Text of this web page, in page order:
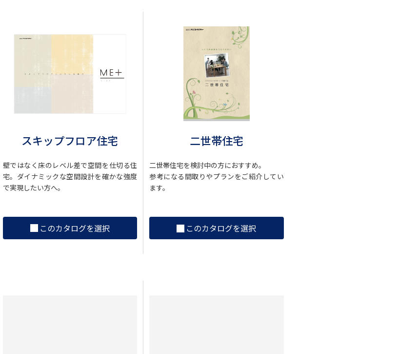
スキップフロア住宅
壁ではなく床のレベル差で空間を仕切る住
宅。ダイナミックな空間設計を確かな強度
で実現したい方へ。
このカタログを選択
二世帯住宅
二世帯住宅を検討中の方におすすめ。
参考になる間取りやプランをご紹介してい
ます。
このカタログを選択